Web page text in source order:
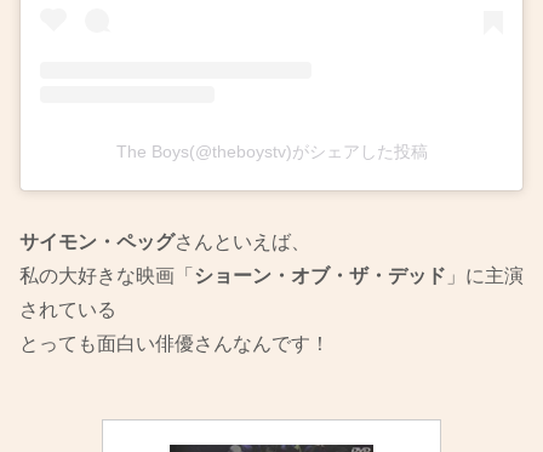
The Boys(@theboystv)がシェアした投稿
サイモン・ペッグさんといえば、
私の大好きな映画「 ショーン・オブ・ザ・デッド 」に主演
されている
とっても面白い俳優さんなんです！